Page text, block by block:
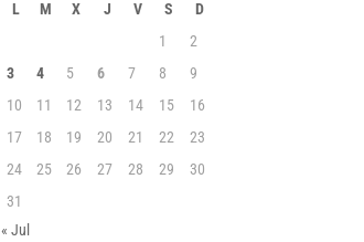
L M X J V S
D
1
2
3
4 5 6 7 8
9
10
11 12 13 14 15
16
17
18 19 20 21 22
23
24
25 26 27 28 29
30
31
« Jul